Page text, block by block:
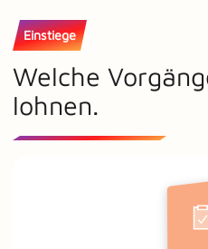
Einstiege
Welche
lohnen.